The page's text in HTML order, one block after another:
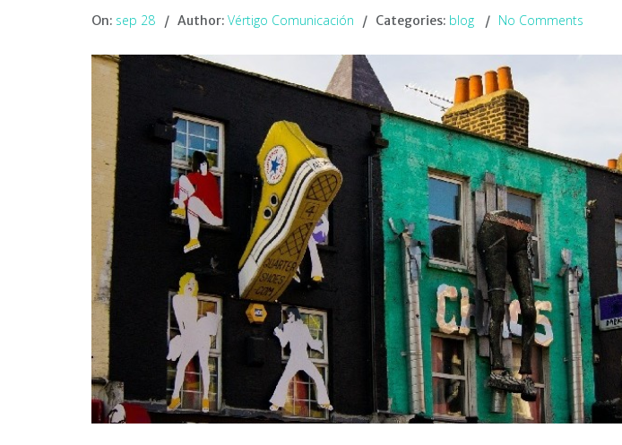
On: sep 28 Author: Vértigo Comunicación Categories: blog No Comments